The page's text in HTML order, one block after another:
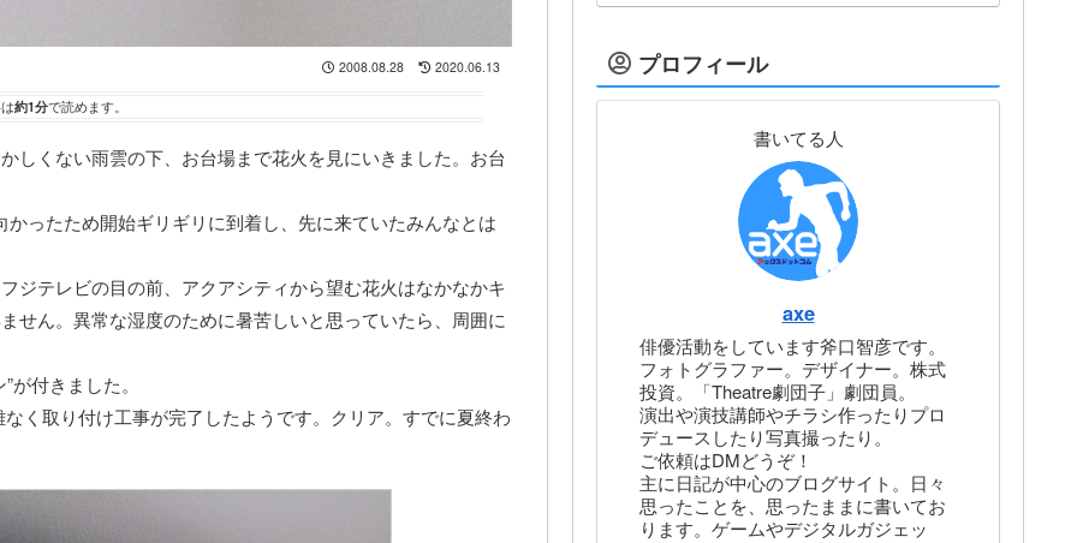
2008.08.28 2020.06.13
約1分で読めます。
しくない雨雲の下、お台場まで花火を見にいきました。お台
ったため開始ギリギリに到着し、先に来ていたみんなとは
ジテレビの目の前、アクアシティから望む花火はなかなかキ
せん。異常な湿度のために暑苦しいと思っていたら、周囲に
付きました。
く取り付け工事が完了したようです。クリア。すでに夏終わ
プロフィール
書いてる人
axe
俳優活動をしています斧口智彦です。
フォトグラファー。デザイナー。株式
投資。「Theatre劇団子」劇団員。
演出や演技講師やチラシ作ったりプロ
デュースしたり写真撮ったり。
ご依頼はDMどうぞ！
主に日記が中心のブログサイト。日々
思ったことを、思ったままに書いてお
ります。ゲームやデジタルガジェッ